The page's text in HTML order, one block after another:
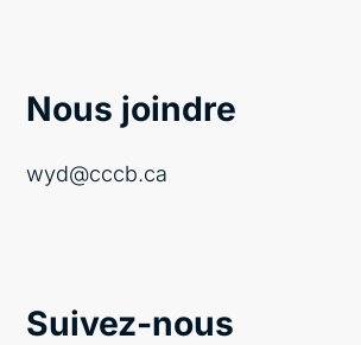
Nous joindre
wyd@cccb.ca
Suivez-nous